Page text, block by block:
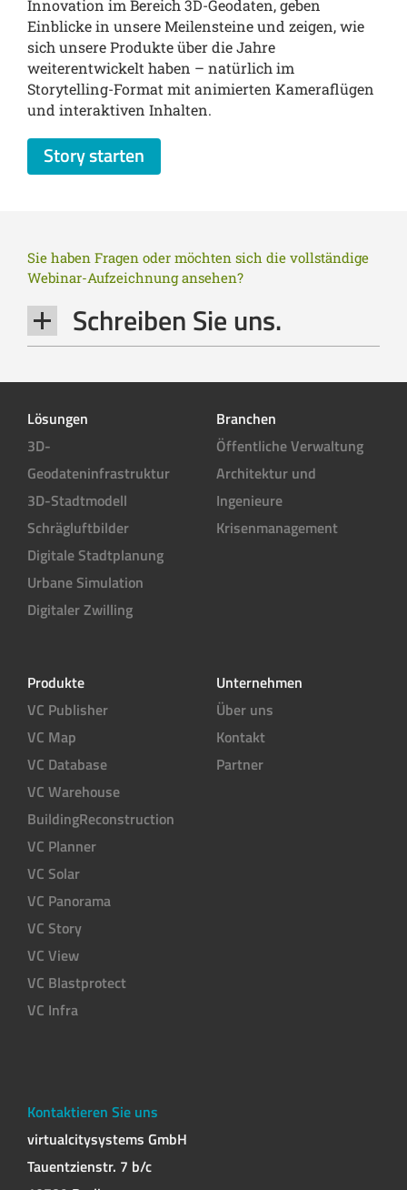
Innovation im Bereich 3D-Geodaten, geben
Einblicke in unsere Meilensteine und zeigen, wie
sich unsere Produkte über die Jahre
weiterentwickelt haben – natürlich im
Storytelling-Format mit animierten Kameraflügen
und interaktiven Inhalten.
Story starten
Sie haben Fragen oder möchten sich die vollständige
Webinar-Aufzeichnung ansehen?
Schreiben Sie uns.
Lösungen
3D-
Geodateninfrastruktur
3D-Stadtmodell
Schrägluftbilder
Digitale Stadtplanung
Urbane Simulation
Digitaler Zwilling
Branchen
Öffentliche Verwaltung
Architektur und
Ingenieure
Krisenmanagement
Produkte
VC Publisher
VC Map
VC Database
VC Warehouse
BuildingReconstruction
VC Planner
VC Solar
VC Panorama
VC Story
VC View
VC Blastprotect
VC Infra
Unternehmen
Über uns
Kontakt
Partner
Kontaktieren Sie uns
virtualcitysystems GmbH
Tauentzienstr. 7 b/c